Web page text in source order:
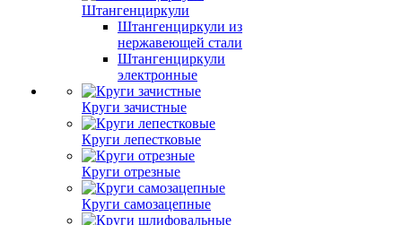
Штангенциркули
Штангенциркули из
нержавеющей стали
Штангенциркули
электронные
Круги зачистные
Круги лепестковые
Круги отрезные
Круги самозацепные